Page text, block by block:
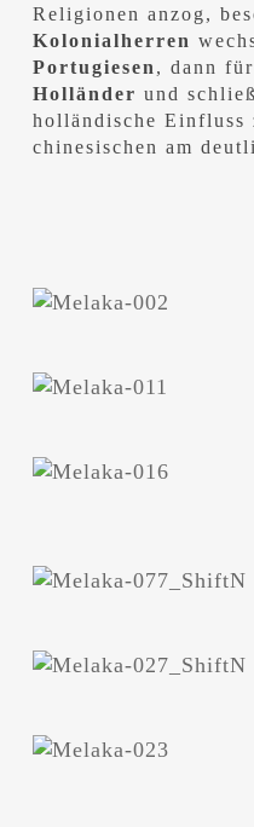
Religionen anzog,
Kolonialherren
Portugiesen, dann
Holländer und
holländische Einfluss
chinesischen am